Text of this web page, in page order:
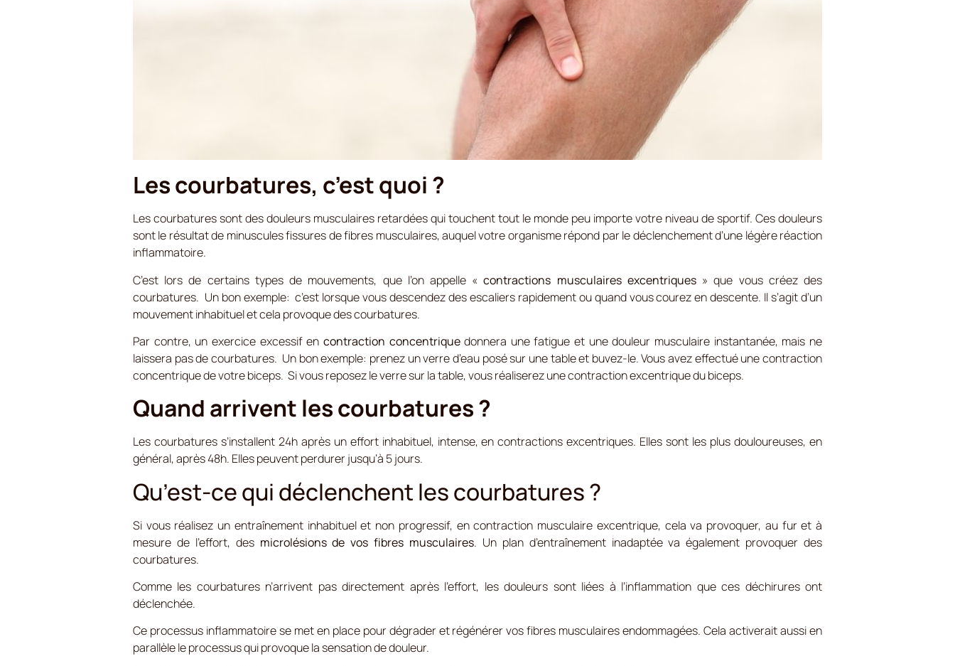
Les courbatures, c’est quoi ?
Les courbatures sont des douleurs musculaires retardées qui touchent tout le monde peu importe votre niveau de sportif. Ces douleurs
sont le résultat de minuscules fissures de fibres musculaires, auquel votre organisme répond par le déclenchement d’une légère réaction
inflammatoire.
C’est lors de certains types de mouvements, que l’on appelle «contractions musculaires excentriques» que vous créez des
courbatures. Un bon exemple: c’est lorsque vous descendez des escaliers rapidement ou quand vous courez en descente. Il s’agit d’un
mouvement inhabituel et cela provoque des courbatures.
Par contre, un exercice excessif en contraction concentriquedonnera une fatigue et une douleur musculaire instantanée, mais ne
laissera pas de courbatures. Un bon exemple: prenez un verre d’eau posé sur une table et buvez-le. Vous avez effectué une contraction
concentrique de votre biceps. Si vous reposez le verre sur la table, vous réaliserez une contraction excentrique du biceps.
Quand arrivent les courbatures ?
Les courbatures s’installent 24h après un effort inhabituel, intense, en contractions excentriques. Elles sont les plus douloureuses, en
général, après 48h. Elles peuvent perdurer jusqu’à 5 jours.
Qu’est-ce qui déclenchent les courbatures ?
Si vous réalisez un entraînement inhabituel et non progressif, en contraction musculaire excentrique, cela va provoquer, au fur et à
mesure de l’effort, des microlésions de vos fibres musculaires. Un plan d’entraînement inadaptée va également provoquer des
courbatures.
Comme les courbatures n’arrivent pas directement après l’effort, les douleurs sont liées à l’inflammation que ces déchirures ont
déclenchée.
Ce processus inflammatoire se met en place pour dégrader et régénérer vos fibres musculaires endommagées. Cela activerait aussi en
parallèle le processus qui provoque la sensation de douleur.